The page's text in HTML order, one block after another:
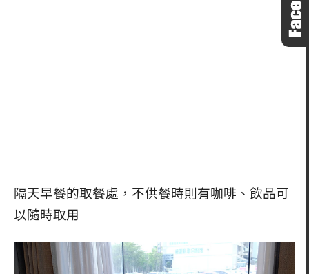
隔天早餐的取餐處，不供餐時則有咖啡、飲品可
以隨時取用